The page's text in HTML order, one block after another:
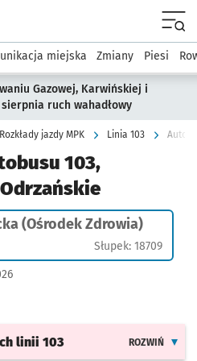
podserwis: Komunikacja
miejska Zmiany Piesi
Gazowej, Karwińskiej i
ruch wahadłowy
Rozkłady jazdy MPK Linia 103
103,
(Ośrodek Zdrowia)
Słupek: 18709
linii 103 ROZWIŃ